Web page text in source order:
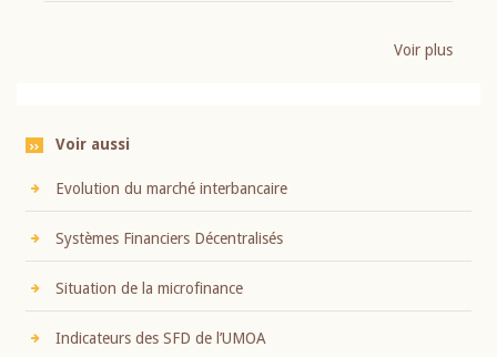
Voir plus
Voir aussi
Evolution du marché interbancaire
Systèmes Financiers Décentralisés
Situation de la microfinance
Indicateurs des SFD de l’UMOA